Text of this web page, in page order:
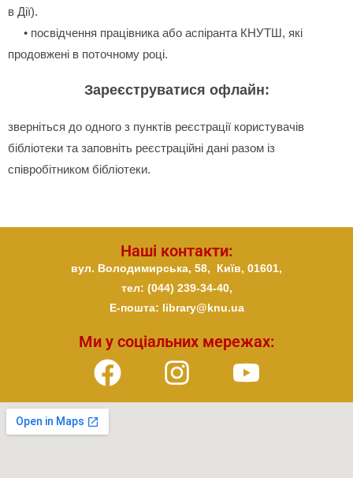
в Дії).
• посвідчення працівника або аспіранта КНУТШ, які
продовжені в поточному році.
Зареєструватися офлайн:
зверніться до одного з пунктів реєстрації користувачів
бібліотеки та заповніть реєстраційні дані разом із
співробітником бібліотеки.
Наші контакти:
Ми у соціальних мережах:
вул. Володимирська, 58, Київ, 01601,
тел: (044) 239-34-40,
E-пошта: library@knu.ua